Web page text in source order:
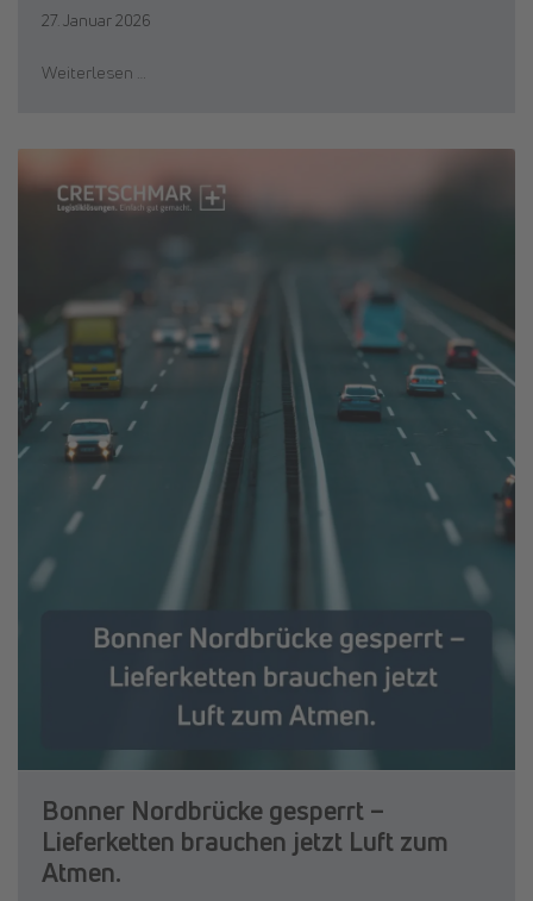
27. Januar 2026
Weiterlesen …
Bonner Nordbrücke gesperrt –
Lieferketten brauchen jetzt Luft zum
Atmen.